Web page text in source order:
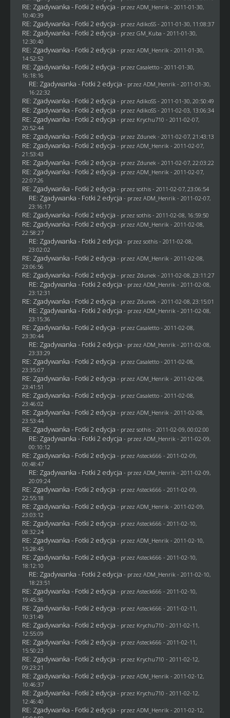
RE: Zgadywanka - Fotki 2 edycja - przez ADM_Henrik - 2011-01-30,
10:40:39
RE: Zgadywanka - Fotki 2 edycja - przez AdikoSS - 2011-01-30, 11:08:37
RE: Zgadywanka - Fotki 2 edycja - przez GM_Kuba - 2011-01-30,
12:30:40
RE: Zgadywanka - Fotki 2 edycja - przez ADM_Henrik - 2011-01-30,
14:52:52
RE: Zgadywanka - Fotki 2 edycja - przez Casaletto- 2011-01-30,
16:18:16
RE: Zgadywanka - Fotki 2 edycja - przez ADM_Henrik - 2011-01-30,
16:22:32
RE: Zgadywanka - Fotki 2 edycja - przez AdikoSS - 2011-01-30, 20:50:49
RE: Zgadywanka - Fotki 2 edycja - przez AdikoSS - 2011-02-03, 13:06:34
RE: Zgadywanka - Fotki 2 edycja - przez Krychu710 - 2011-02-07,
20:52:44
RE: Zgadywanka - Fotki 2 edycja - przez Zdunek - 2011-02-07, 21:43:13
RE: Zgadywanka - Fotki 2 edycja - przez ADM_Henrik - 2011-02-07,
21:53:43
RE: Zgadywanka - Fotki 2 edycja - przez Zdunek - 2011-02-07, 22:03:22
RE: Zgadywanka - Fotki 2 edycja - przez ADM_Henrik - 2011-02-07,
22:07:26
RE: Zgadywanka - Fotki 2 edycja - przez sothis- 2011-02-07, 23:06:54
RE: Zgadywanka - Fotki 2 edycja - przez ADM_Henrik - 2011-02-07,
23:16:17
RE: Zgadywanka - Fotki 2 edycja - przez sothis- 2011-02-08, 16:59:50
RE: Zgadywanka - Fotki 2 edycja - przez ADM_Henrik - 2011-02-08,
22:58:27
RE: Zgadywanka - Fotki 2 edycja - przez sothis- 2011-02-08,
23:02:02
RE: Zgadywanka - Fotki 2 edycja - przez ADM_Henrik - 2011-02-08,
23:06:56
RE: Zgadywanka - Fotki 2 edycja - przez Zdunek - 2011-02-08, 23:11:27
RE: Zgadywanka - Fotki 2 edycja - przez ADM_Henrik - 2011-02-08,
23:12:31
RE: Zgadywanka - Fotki 2 edycja - przez Zdunek - 2011-02-08, 23:15:01
RE: Zgadywanka - Fotki 2 edycja - przez ADM_Henrik - 2011-02-08,
23:15:36
RE: Zgadywanka - Fotki 2 edycja - przez Casaletto- 2011-02-08,
23:30:44
RE: Zgadywanka - Fotki 2 edycja - przez ADM_Henrik - 2011-02-08,
23:33:29
RE: Zgadywanka - Fotki 2 edycja - przez Casaletto- 2011-02-08,
23:35:07
RE: Zgadywanka - Fotki 2 edycja - przez ADM_Henrik - 2011-02-08,
23:41:51
RE: Zgadywanka - Fotki 2 edycja - przez Casaletto- 2011-02-08,
23:46:02
RE: Zgadywanka - Fotki 2 edycja - przez ADM_Henrik - 2011-02-08,
23:53:44
RE: Zgadywanka - Fotki 2 edycja - przez sothis- 2011-02-09, 00:02:00
RE: Zgadywanka - Fotki 2 edycja - przez ADM_Henrik - 2011-02-09,
00:10:12
RE: Zgadywanka - Fotki 2 edycja - przez Asteck666 - 2011-02-09,
00:48:47
RE: Zgadywanka - Fotki 2 edycja - przez ADM_Henrik - 2011-02-09,
20:09:24
RE: Zgadywanka - Fotki 2 edycja - przez Asteck666 - 2011-02-09,
22:55:18
RE: Zgadywanka - Fotki 2 edycja - przez ADM_Henrik - 2011-02-09,
23:03:12
RE: Zgadywanka - Fotki 2 edycja - przez Asteck666 - 2011-02-10,
08:32:24
RE: Zgadywanka - Fotki 2 edycja - przez ADM_Henrik - 2011-02-10,
15:28:45
RE: Zgadywanka - Fotki 2 edycja - przez Asteck666 - 2011-02-10,
18:12:10
RE: Zgadywanka - Fotki 2 edycja - przez ADM_Henrik - 2011-02-10,
18:23:51
RE: Zgadywanka - Fotki 2 edycja - przez Asteck666 - 2011-02-10,
19:45:36
RE: Zgadywanka - Fotki 2 edycja - przez Asteck666 - 2011-02-11,
10:31:49
RE: Zgadywanka - Fotki 2 edycja - przez Krychu710 - 2011-02-11,
12:55:09
RE: Zgadywanka - Fotki 2 edycja - przez Asteck666 - 2011-02-11,
15:50:23
RE: Zgadywanka - Fotki 2 edycja - przez Krychu710 - 2011-02-12,
09:23:21
RE: Zgadywanka - Fotki 2 edycja - przez ADM_Henrik - 2011-02-12,
10:46:37
RE: Zgadywanka - Fotki 2 edycja - przez Krychu710 - 2011-02-12,
12:46:40
RE: Zgadywanka - Fotki 2 edycja - przez ADM_Henrik - 2011-02-12,